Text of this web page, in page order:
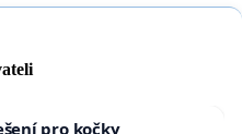
pro kočky